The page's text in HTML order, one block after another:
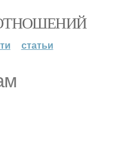
статьи